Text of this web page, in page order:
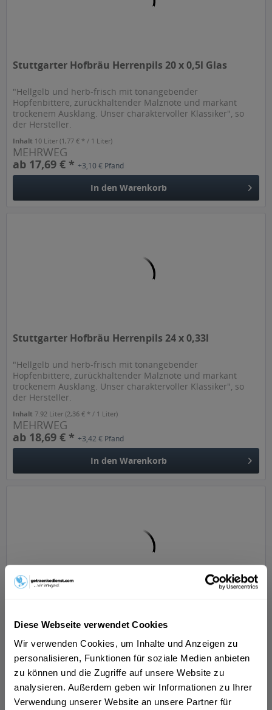
Diese Webseite verwendet Cookies
Wir verwenden Cookies, um Inhalte und Anzeigen zu
personalisieren, Funktionen für soziale Medien anbieten
zu können und die Zugriffe auf unsere Website zu
analysieren. Außerdem geben wir Informationen zu Ihrer
Verwendung unserer Website an unsere Partner für
Stuttgarter Hofbräu Herrenpils 20 x 0,5l Glas
"Hellgelb und herb-frisch mit tonangebender
Hopfenbittere, zurückhaltender Malznote und markant
trockenem Ausklang. Unser charaktervoller Klassiker", so
der Hersteller.
Inhalt 10 Liter(1,77 € * / 1 Liter)
MEHRWEG
ab 17,69 € *+3,10 € Pfand
In den Warenkorb
Stuttgarter Hofbräu Herrenpils 24 x 0,33l
"Hellgelb und herb-frisch mit tonangebender
Hopfenbittere, zurückhaltender Malznote und markant
trockenem Ausklang. Unser charaktervoller Klassiker", so
der Hersteller.
Inhalt7.92 Liter(2,36 € * / 1 Liter)
MEHRWEG
ab 18,69 € *+3,42 € Pfand
In den Warenkorb
raffiniertes Zusammenspiel von dezenten Malzaromen und
einer angenehm milden Hopfennote mit spritzig-frischem
Geschmack. Direkt aus der 0,25 l Flasche getrunken,
Inhalt6 Liter(2,48 € * / 1 Liter)
MEHRWEG